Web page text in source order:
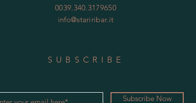
0039.340.3179650
info@stariribar.it
SUBSCRIBE
Subscribe Now